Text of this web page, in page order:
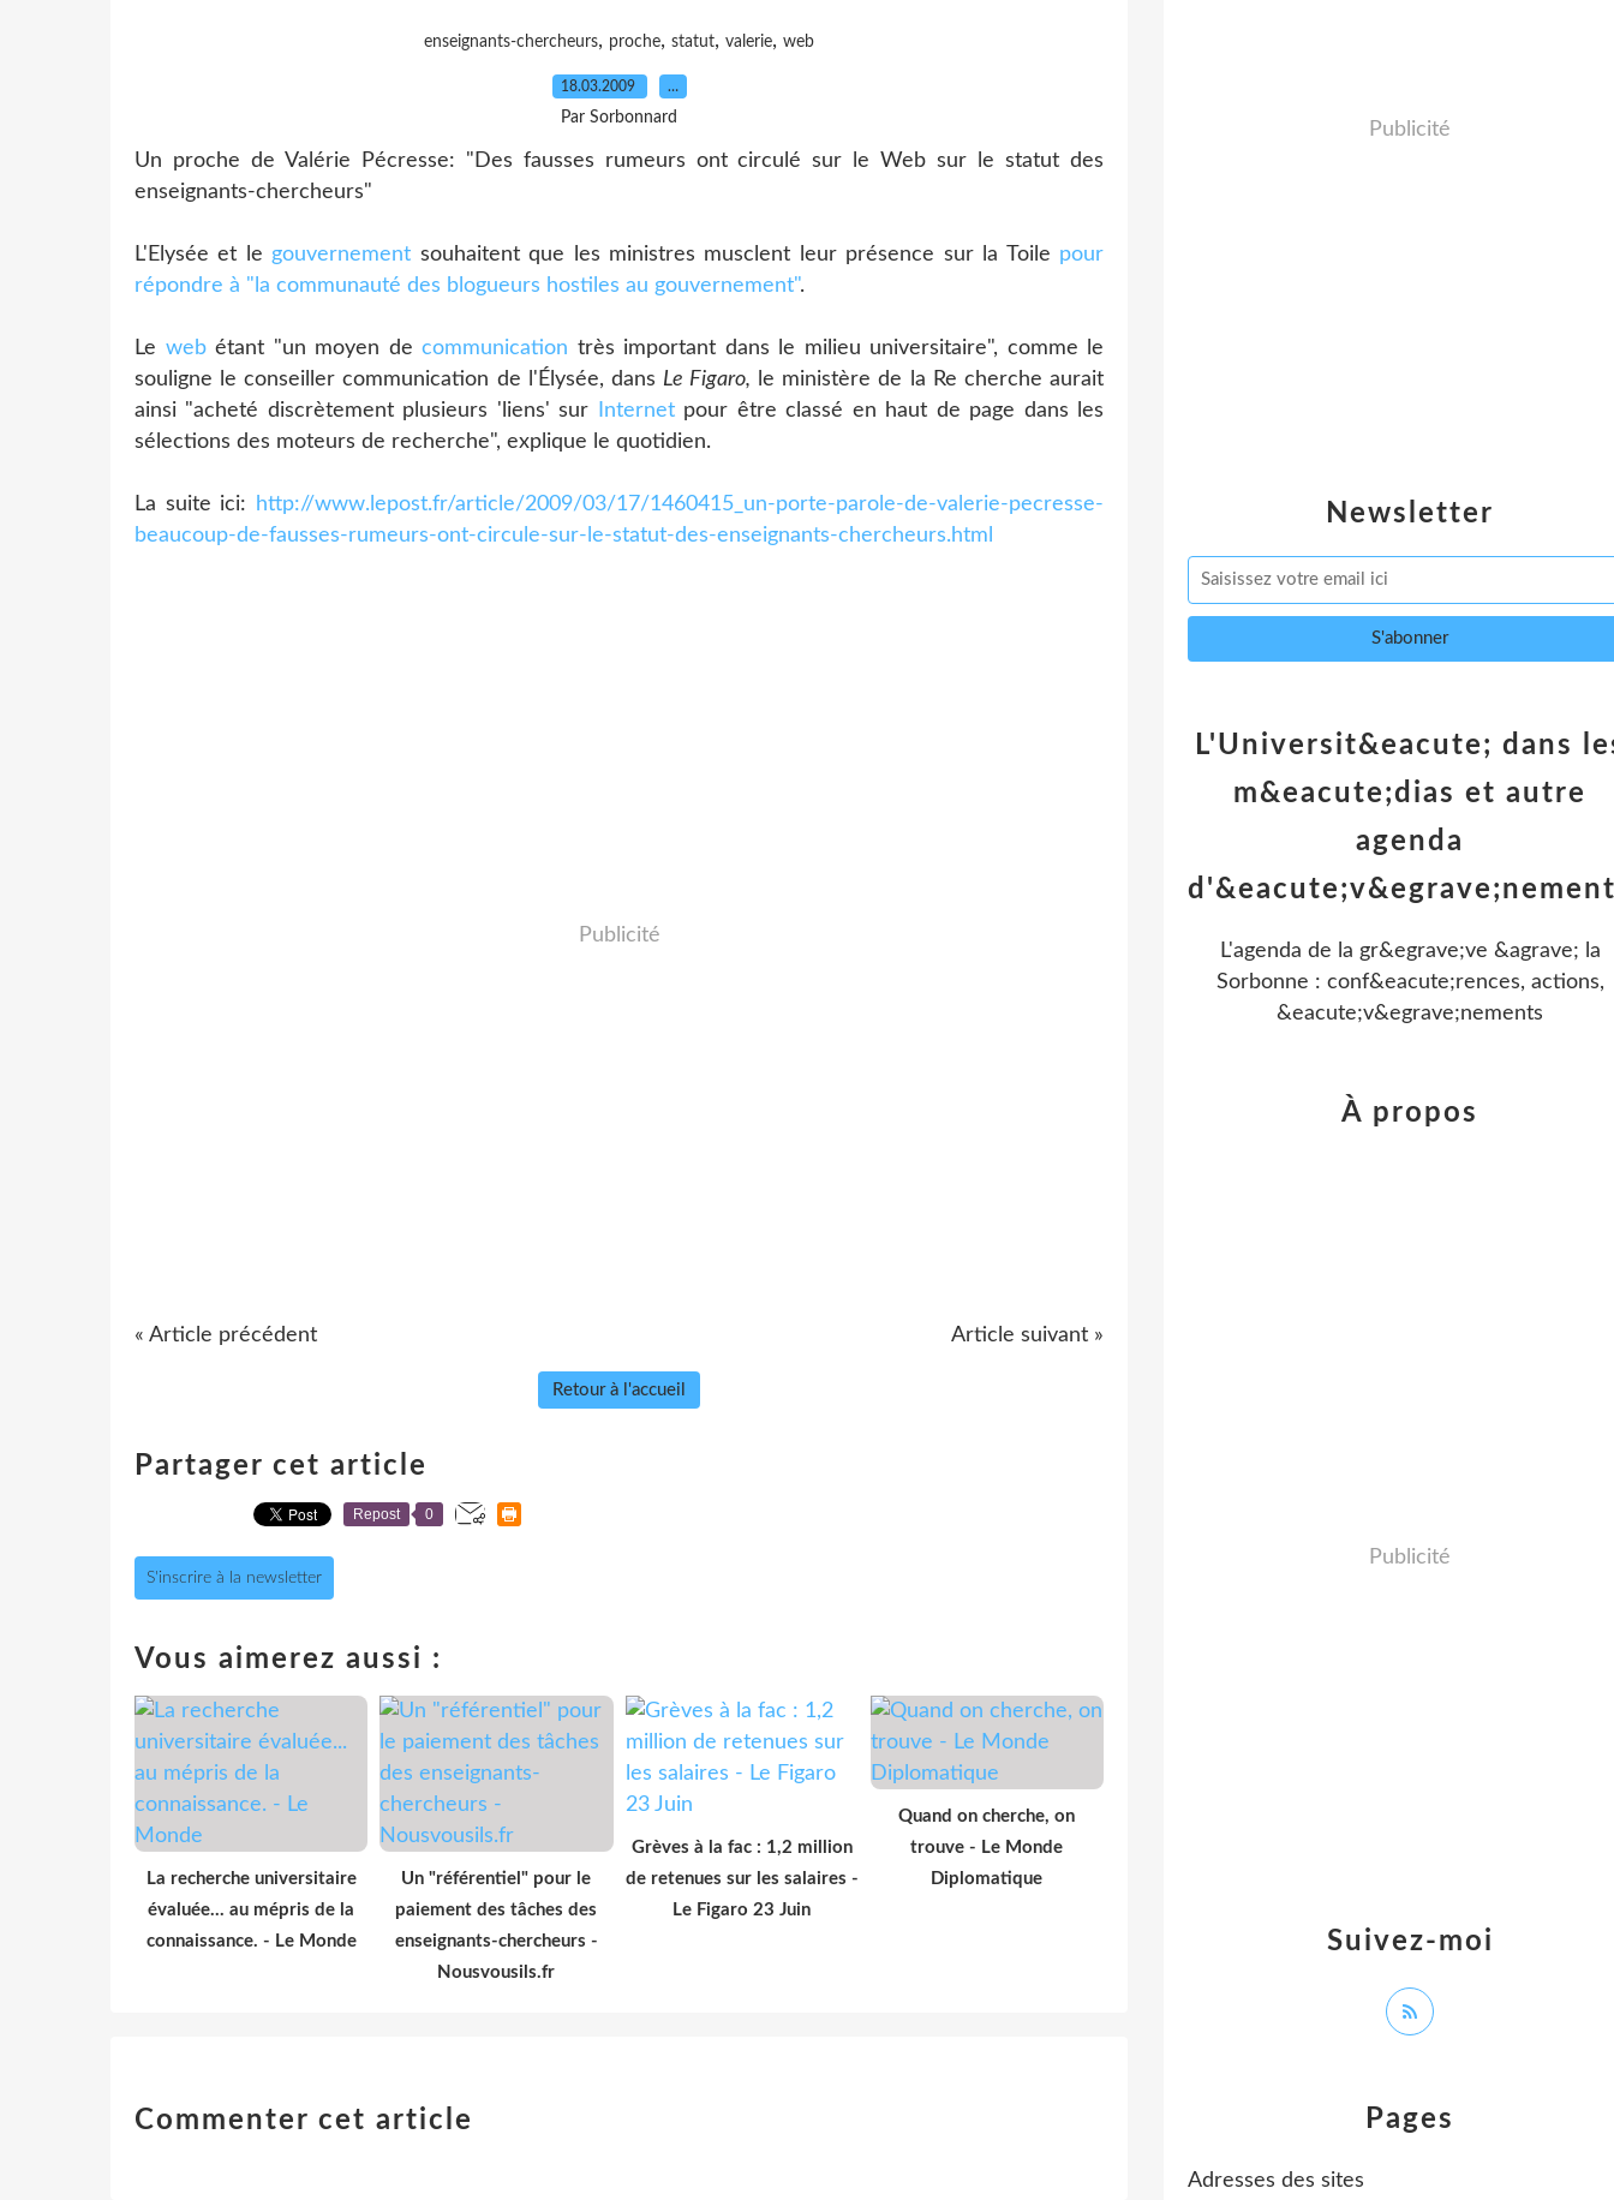
enseignants-chercheurs, proche, statut, valerie, web
18.03.2009 …
Par Sorbonnard
Un proche de Valérie Pécresse: "Des fausses rumeurs ont circulé sur le Web sur le statut des
enseignants-chercheurs"
L'Elysée et le gouvernement souhaitent que les ministres musclent leur présence sur la Toile pour
répondre à "la communauté des blogueurs hostiles au gouvernement".
Le webétant "un moyen de communication très important dans le milieu universitaire", comme le
souligne le conseiller communication de l'Élysée, dans Le Figaro, le ministère de la Re cherche aurait
ainsi "acheté discrètement plusieurs 'liens' sur
Internetpour être classé en haut de page dans les
sélections des moteurs de recherche", explique le quotidien.
La suite ici:
http://www.lepost.fr/article/2009/03/17/1460415_un-porte-parole-de-valerie-pecresse-
beaucoup-de-fausses-rumeurs-ont-circule-sur-le-statut-des-enseignants-chercheurs.html
Publicité
« Article précédent Article suivant »
Retour à l'accueil
Partager cet article
Repost 0
S'inscrire à la newsletter
Vous aimerez aussi :
La recherche universitaire
évaluée... au mépris de la
connaissance. - Le Monde
Un "référentiel" pour le
paiement des tâches des
enseignants-chercheurs -
Nousvousils.fr
Grèves à la fac : 1,2 million
de retenues sur les salaires -
Le Figaro 23 Juin
Quand on cherche, on
trouve - Le Monde
Diplomatique
Commenter cet article
Newsletter
Publicité
Pages
Adresses des sites
L'Universit&eacute; dans
m&eacute;dias et autre
agenda
L'agenda de la gr&egrave;ve &agrave; la
Sorbonne : conf&eacute;rences, actions,
&eacute;v&egrave;nements
Suivez-moi
À propos
Publicité